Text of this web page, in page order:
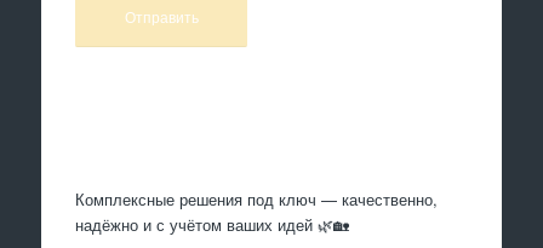
Комплексные решения под ключ — качественно,
надёжно и с учётом ваших идей 🌿🏡